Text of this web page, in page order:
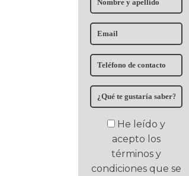
He leído y
acepto los
términos y
condiciones que se